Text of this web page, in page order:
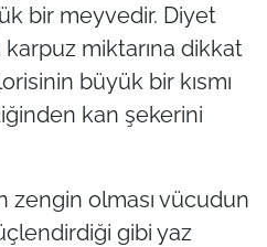
bir meyvedir. Diyet
miktarına dikkat
büyük bir kısmı
kan şekerini
zengin olması vücudun
gibi yaz